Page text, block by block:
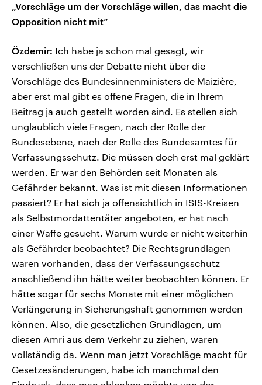
„Vorschläge um der Vorschläge willen, das macht die
Opposition nicht mit“
Özdemir: Ich habe ja schon mal gesagt, wir
verschließen uns der Debatte nicht über die
Vorschläge des Bundesinnenministers de Maizière,
aber erst mal gibt es offene Fragen, die in Ihrem
Beitrag ja auch gestellt worden sind. Es stellen sich
unglaublich viele Fragen, nach der Rolle der
Bundesebene, nach der Rolle des Bundesamtes für
Verfassungsschutz. Die müssen doch erst mal geklärt
werden. Er war den Behörden seit Monaten als
Gefährder bekannt. Was ist mit diesen Informationen
passiert? Er hat sich ja offensichtlich in ISIS-Kreisen
als Selbstmordattentäter angeboten, er hat nach
einer Waffe gesucht. Warum wurde er nicht weiterhin
als Gefährder beobachtet? Die Rechtsgrundlagen
waren vorhanden, dass der Verfassungsschutz
anschließend ihn hätte weiter beobachten können. Er
hätte sogar für sechs Monate mit einer möglichen
Verlängerung in Sicherungshaft genommen werden
können. Also, die gesetzlichen Grundlagen, um
diesen Amri aus dem Verkehr zu ziehen, waren
vollständig da. Wenn man jetzt Vorschläge macht für
Gesetzesänderungen, habe ich manchmal den